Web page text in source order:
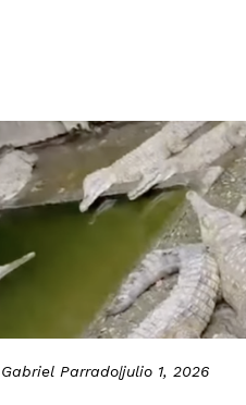
Gabriel Parrado|julio 1, 2026